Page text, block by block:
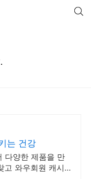
는 건강
다양한 제품을 만
고 와우회원 캐시